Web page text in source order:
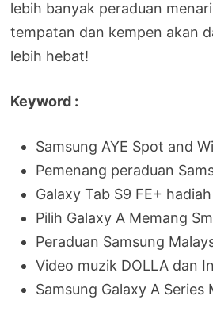
lebih banyak peraduan
tempatan dan kempen akan
lebih hebat!
Keyword :
Samsung AYE Spot and
Pemenang peraduan
Galaxy Tab S9 FE+ hadiah
Pilih Galaxy A Memang
Peraduan Samsung
Video muzik DOLLA dan
Samsung Galaxy A Series